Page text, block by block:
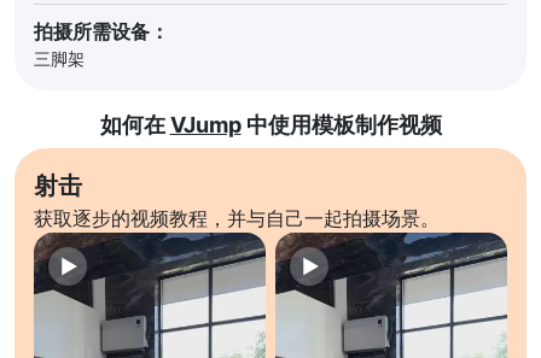
拍摄所需设备：
三脚架
如何在VJump中使用模板制作视频
射击
获取逐步的视频教程，并与自己一起拍摄场景。